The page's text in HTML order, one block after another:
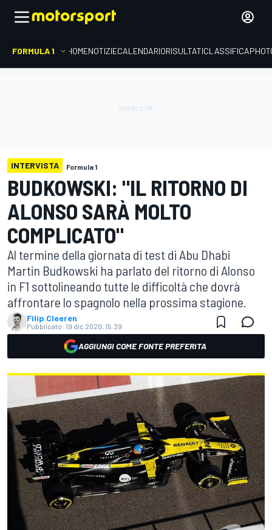
FORMULA 1 HOMENOTIZIECALENDARIORISULTATICLASSIFICA
INTERVISTA Formula 1
BUDKOWSKI: "IL RITORNO DI
ALONSO SARÀ MOLTO
COMPLICATO"
Al termine della giornata di test di Abu Dhabi
Martin Budkowski ha parlato del ritorno di Alonso
in F1 sottolineando tutte le difficoltà che dovrà
affrontare lo spagnolo nella prossima stagione.
Filip Cleeren
Pubblicato: 19 dic 2020, 15:39
AGGIUNGI COME FONTE PREFERITA